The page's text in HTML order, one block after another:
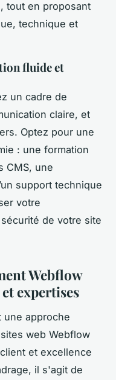
tout en proposant
technique et
fluide et
un cadre de
claire, et
Optez pour une
: une formation
CMS, une
support technique
votre
de votre site
Webflow
expertises
une approche
web Webflow
et excellence
il s'agit de